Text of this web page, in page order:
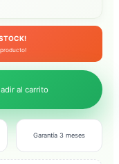
al carrito
Garantía 3 meses